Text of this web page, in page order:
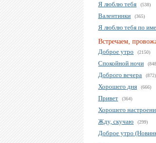
Я люблю тебя (538)
Валентинки (365)
Я люблю тебя по
Встречаем,
Доброе утро
(2150)
Спокойной ночи
Доброго вечера (872)
Хорошего дня (666)
Привет (364)
Хорошего
Жду, скучаю (299)
Доброе утро